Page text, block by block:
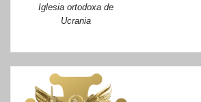
Iglesia ortodoxa de
Ucrania